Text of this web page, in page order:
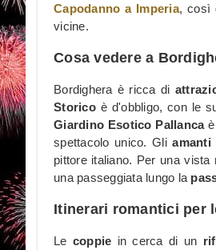
Capodanno a Imperia, così
vicine.
Cosa vedere a
Bordighera è ricca di
Storicoè d'obbligo, con le
Giardino Esotico Pallancaè
spettacolo unico. Gliamanti
pittore italiano. Per una vista
una passeggiata lungo la
Itinerari romantici per
Le coppie in cerca di un